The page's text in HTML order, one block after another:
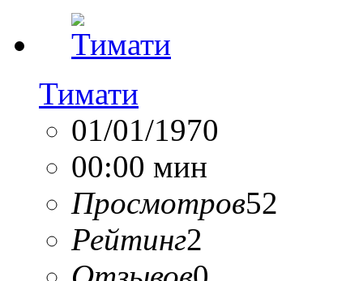
Тимати
01/01/1970
00:00 мин
Просмотров52
Рейтинг2